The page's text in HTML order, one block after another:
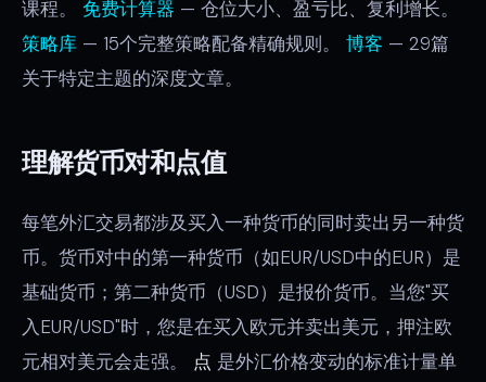
课程。 免费计算器 — 仓位大小、盈亏比、复利增长。
策略库 — 15个完整策略配备精确规则。 博客 — 29篇
关于特定主题的深度文章。
理解货币对和点值
每笔外汇交易都涉及买入一种货币的同时卖出另一种货
币。货币对中的第一种货币（如EUR/USD中的EUR）是
基础货币；第二种货币（USD）是报价货币。当您"买
入EUR/USD"时，您是在买入欧元并卖出美元，押注欧
元相对美元会走强。 点 是外汇价格变动的标准计量单